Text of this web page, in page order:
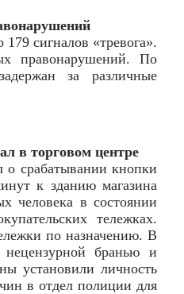
сигналов «тревога».
правонарушений. По
за различные
в торговом центре
о срабатывании кнопки
к зданию магазина
человека в состоянии
тележках.
по назначению. В
нецензурной бранью и
установили личность
в отдел полиции для